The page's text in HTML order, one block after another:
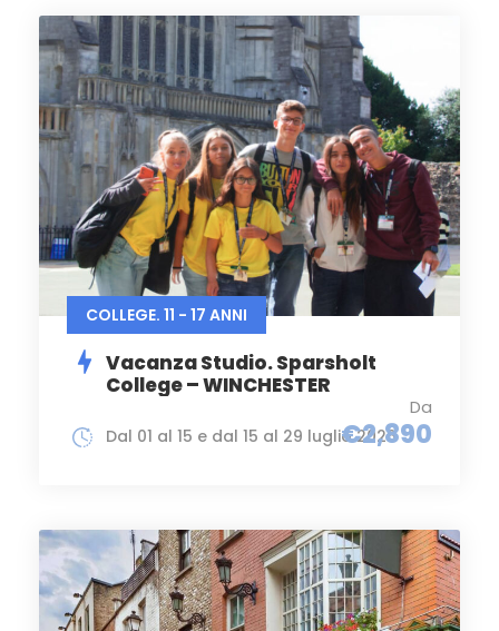
COLLEGE. 11 - 17 ANNI
Vacanza Studio. Sparsholt
College – WINCHESTER
Da
€2,890
Dal 01 al 15 e dal 15 al 29 luglio 2026